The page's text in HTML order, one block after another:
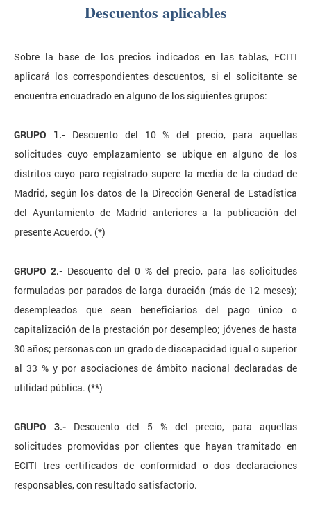
Descuentos aplicables
Sobre la base de los precios indicados en las tablas, ECITI
aplicará los correspondientes descuentos, si el solicitante se
encuentra encuadrado en alguno de los siguientes grupos:
GRUPO 1.-Descuento del 10 % del precio, para aquellas
solicitudes cuyo emplazamiento se ubique en alguno de los
distritos cuyo paro registrado supere la media de la ciudad de
Madrid, según los datos de la Dirección General de Estadística
del Ayuntamiento de Madrid anteriores a la publicación del
presente Acuerdo. (*)
GRUPO 2.- Descuento del 0 % del precio, para las solicitudes
formuladas por parados de larga duración (más de 12 meses);
desempleados que sean beneficiarios del pago único o
capitalización de la prestación por desempleo; jóvenes de hasta
30 años; personas con un grado de discapacidad igual o superior
al 33 % y por asociaciones de ámbito nacional declaradas de
utilidad pública. (**)
GRUPO 3.-Descuento del 5 % del precio, para aquellas
solicitudes promovidas por clientes que hayan tramitado en
ECITI tres certificados de conformidad o dos declaraciones
responsables, con resultado satisfactorio.